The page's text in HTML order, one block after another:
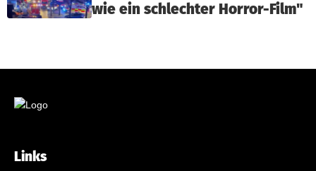
wie ein schlechter Horror-Film"
Links